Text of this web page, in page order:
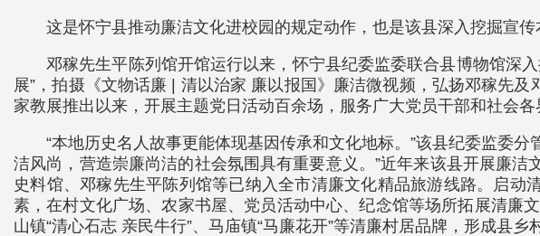
这是怀宁县推动廉洁文化进校园的规定动作，也是该县深入挖掘宣
邓稼先生平陈列馆开馆运行以来，怀宁县纪委监委联合县博物馆
展”，拍摄《文物话廉 | 清以治家 廉以报国》廉洁微视频，弘扬邓稼先
家教展推出以来，开展主题党日活动百余场，服务广大党员干部和社会各
“本地历史名人故事更能体现基因传承和文化地标。”该县纪委监委
洁风尚，营造崇廉尚洁的社会氛围具有重要意义。”近年来该县开展廉
史料馆、邓稼先生平陈列馆等已纳入全市清廉文化精品旅游线路。启
素，在村文化广场、农家书屋、党员活动中心、纪念馆等场所拓展清廉
山镇“清心石志 亲民牛行”、马庙镇“马廉花开”等清廉村居品牌，形成县